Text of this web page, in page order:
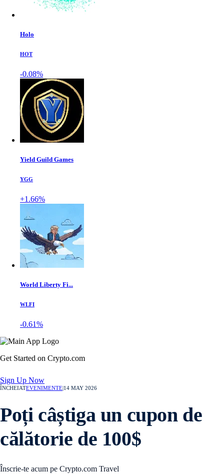
Holo
HOT
-0.08%
Yield Guild Games
YGG
+1.66%
World Liberty Fi...
WLFI
-0.61%
Get Started on Crypto.com
Sign Up Now
ÎNCHEIATEVENIMENTE 14 MAY 2026
Poți câștiga un cupon de
călătorie de 100$
Înscrie-te acum pe Crypto.com Travel